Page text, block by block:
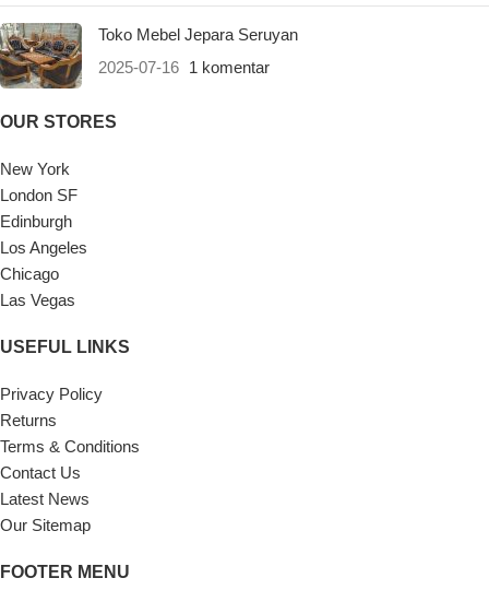
Toko Mebel Jepara Seruyan
2025-07-16 1 komentar
OUR STORES
New York
London SF
Edinburgh
Los Angeles
Chicago
Las Vegas
USEFUL LINKS
Privacy Policy
Returns
Terms & Conditions
Contact Us
Latest News
Our Sitemap
FOOTER MENU